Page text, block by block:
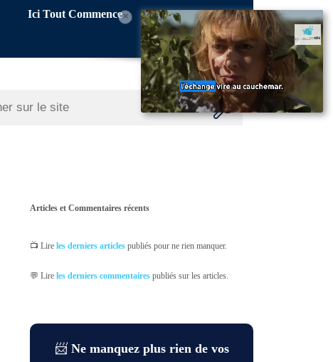
Ici Tout Commence×
Articles et Commentaires récents
📺 Lireles derniers articles publiés pour ne rien manquer.
💬 Lireles derniers commentaires publiés sur les articles.
📨 Ne manquez plus rien de vos